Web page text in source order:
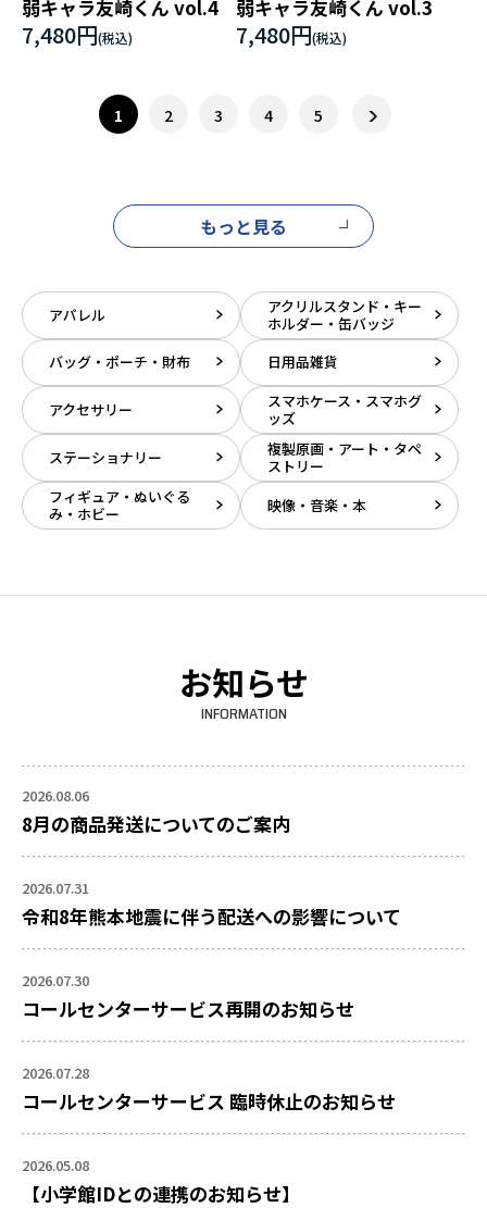
弱キャラ友崎くん vol.4
7,480円
弱キャラ友崎くん vol.3
7,480円
1 2 3 4 5
もっと見る
アパレル
アクリルスタンド・キー
ホルダー・缶バッジ
バッグ・ポーチ・財布
日用品雑貨
アクセサリー
スマホケース・スマホグ
ッズ
ステーショナリー
複製原画・アート・タペ
ストリー
フィギュア・ぬいぐる
み・ホビー
映像・音楽・本
お知らせ
INFORMATION
2026.08.06
8月の商品発送についてのご案内
2026.07.31
令和8年熊本地震に伴う配送への影響について
2026.07.30
コールセンターサービス再開のお知らせ
2026.07.28
コールセンターサービス 臨時休止のお知らせ
2026.05.08
【小学館IDとの連携のお知らせ】